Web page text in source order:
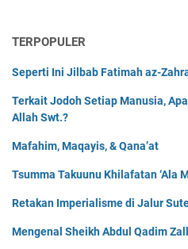
TERPOPULER
Seperti Ini Jilbab Fatimah az-
Terkait Jodoh Setiap Manusia,
Allah Swt.?
Mafahim, Maqayis, & Qana’at
Tsumma Takuunu Khilafatan ‘Ala
Retakan Imperialisme di Jalur
Mengenal Sheikh Abdul Qadim